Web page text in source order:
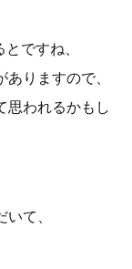
ですね、
りますので、
思われるかもし
て、